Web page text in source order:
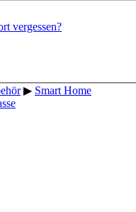
vergessen?
▶ Smart Home